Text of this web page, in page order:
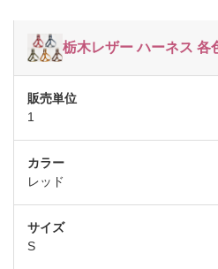
栃木レザー ハーネス 各
1
レッド
S